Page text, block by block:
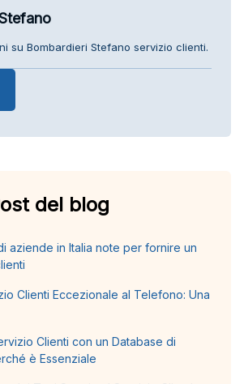
su Bombardieri Stefano servizio clienti.
del blog
aziende in Italia note per fornire un
Clienti Eccezionale al Telefono: Una
Clienti con un Database di
è Essenziale